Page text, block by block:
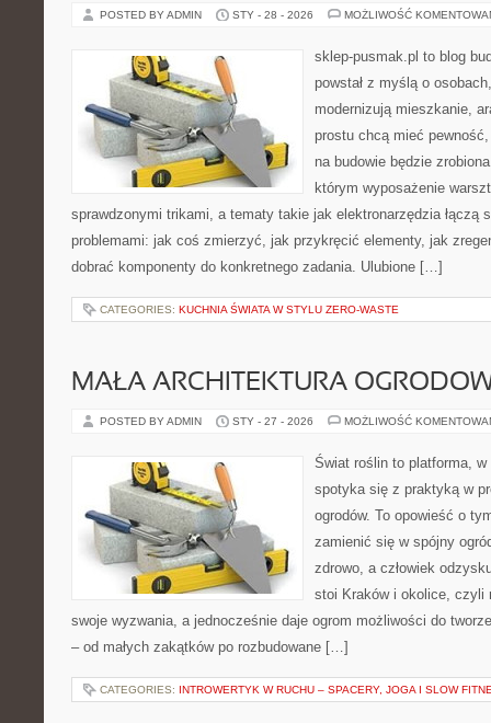
POSTED BY ADMIN STY - 28 - 2026 MOŻLIWOŚĆ
sklep-pusmak.pl to blog
powstał z myślą o
modernizują mieszkanie,
prostu chcą mieć
na budowie będzie
którym wyposażenie
sprawdzonymi trikami, a tematy takie jak elektronarzędzia łączą
problemami: jak coś zmierzyć, jak przykręcić elementy, jak
dobrać komponenty do konkretnego zadania. Ulubione […]
CATEGORIES: KUCHNIA ŚWIATA W STYLU ZERO-WASTE
MAŁA ARCHITEKTURA
POSTED BY ADMIN STY - 27 - 2026 MOŻLIWOŚĆ
Świat roślin to platforma, w
spotyka się z praktyką w
ogrodów. To opowieść o
zamienić się w spójny
zdrowo, a człowiek
stoi Kraków i okolice, czyli
swoje wyzwania, a jednocześnie daje ogrom możliwości do
– od małych zakątków po rozbudowane […]
CATEGORIES: INTROWERTYK W RUCHU – SPACERY, JOGA I SLOW